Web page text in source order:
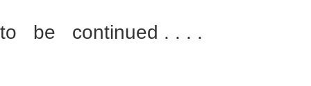
to be continued . . . .